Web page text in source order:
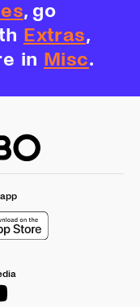
, go
Extras,
in Misc.